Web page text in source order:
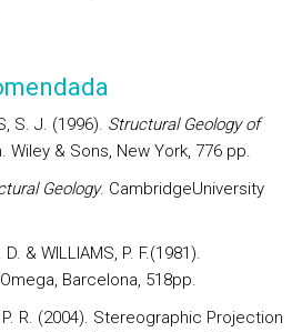
S. J. (1996). Structural Geology of
Wiley & Sons, New York, 776 pp.
Geology. CambridgeUniversity
D. & WILLIAMS, P. F.(1981).
Barcelona, 518pp.
P. R. (2004). Stereographic Projection